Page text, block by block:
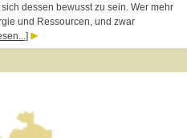
dessen bewusst zu sein. Wer mehr
und Ressourcen, und zwar